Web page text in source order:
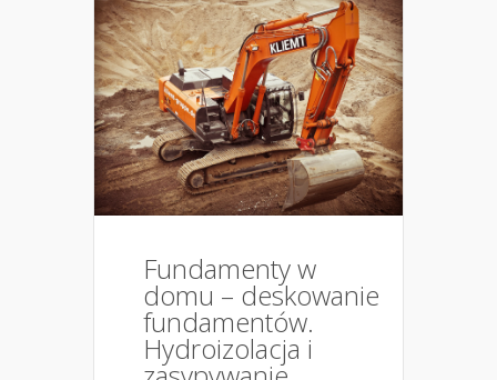
Fundamenty w
domu – deskowanie
fundamentów.
Hydroizolacja i